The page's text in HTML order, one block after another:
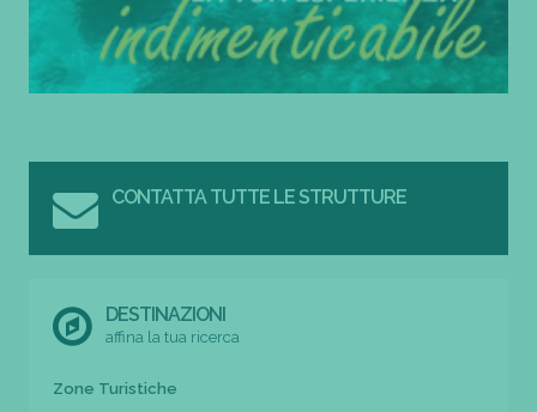
CONTATTA TUTTE LE STRUTTURE
DESTINAZIONI
affina la tua ricerca
Zone Turistiche